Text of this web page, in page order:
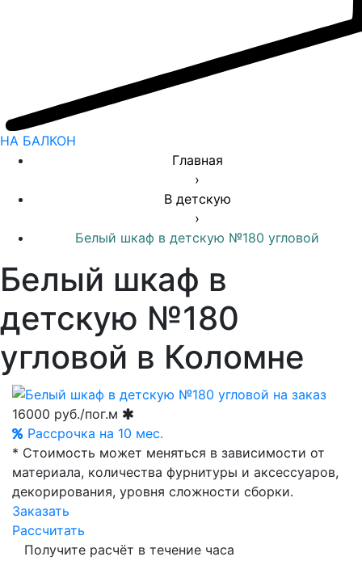
НА БАЛКОН
Главная
›
В детскую
›
Белый шкаф в детскую №180 угловой
Белый шкаф в
детскую №180
угловой в Коломне
16000 руб./пог.м
Рассрочка на 10 мес.
* Стоимость может меняться в зависимости от
материала, количества фурнитуры и аксессуаров,
декорирования, уровня сложности сборки.
Заказать
Рассчитать
Получите расчёт в течение часа